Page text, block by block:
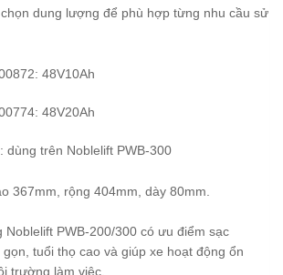
dung lượng để phù hợp từng nhu cầu sử
48V10Ah
48V20Ah
dùng trên Noblelift PWB-300
367mm, rộng 404mm, dày 80mm.
Noblelift PWB-200/300 có ưu điểm sạc
tuổi thọ cao và giúp xe hoạt động ổn
trường làm việc.